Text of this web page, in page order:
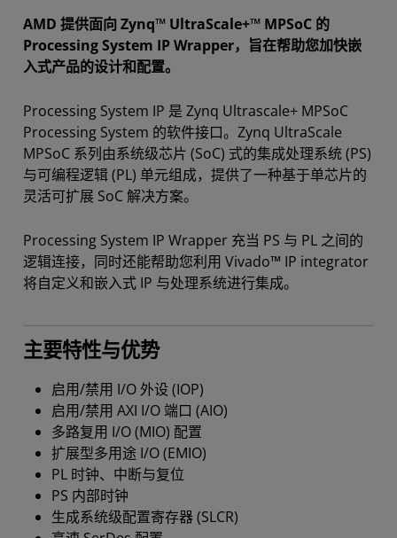
AMD 提供面向 Zynq™ UltraScale+™ MPSoC 的
Processing System IP Wrapper，旨在帮助您加快嵌
入式产品的设计和配置。
Processing System IP 是 Zynq Ultrascale+ MPSoC
Processing System 的软件接口。Zynq UltraScale
MPSoC 系列由系统级芯片 (SoC) 式的集成处理系统 (PS)
与可编程逻辑 (PL) 单元组成，提供了一种基于单芯片的
灵活可扩展 SoC 解决方案。
Processing System IP Wrapper 充当 PS 与 PL 之间的
逻辑连接，同时还能帮助您利用 Vivado™ IP integrator
将自定义和嵌入式 IP 与处理系统进行集成。
主要特性与优势
启用/禁用 I/O 外设 (IOP)
启用/禁用 AXI I/O 端口 (AIO)
多路复用 I/O (MIO) 配置
扩展型多用途 I/O (EMIO)
PL 时钟、中断与复位
PS 内部时钟
生成系统级配置寄存器 (SLCR)